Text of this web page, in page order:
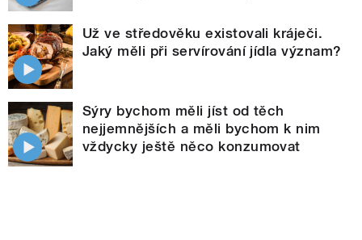
Už ve středověku existovali kráječi.
Jaký měli při servírování jídla význam?
Sýry bychom měli jíst od těch
nejjemnějších a měli bychom k nim
vždycky ještě něco konzumovat